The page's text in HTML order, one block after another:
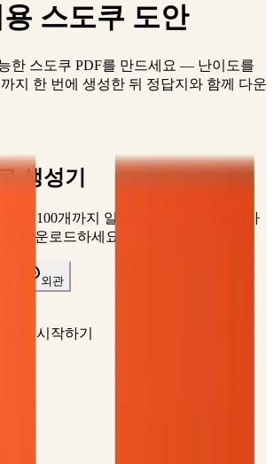
스도쿠 도안
한 스도쿠 PDF를 만드세요 — 난이도를
지 한 번에 생성한 뒤 정답지와 함께 다운
생성기
대 100개까지 일괄 생성한 뒤, 정답지가
다운로드하세요
외관
게 시작하기